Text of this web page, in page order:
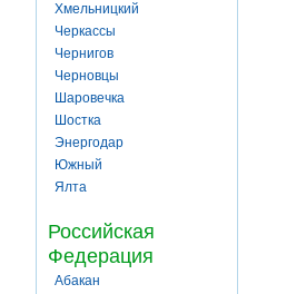
Хмельницкий
Черкассы
Чернигов
Черновцы
Шаровечка
Шостка
Энергодар
Южный
Ялта
Российская
Федерация
Абакан